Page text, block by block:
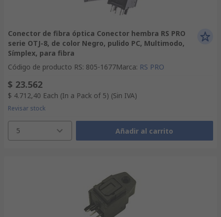
Conector de fibra óptica Conector hembra RS PRO
serie OTJ-8, de color Negro, pulido PC, Multimodo,
Símplex, para fibra
Código de producto RS: 805-1677Marca: RS PRO
$ 23.562
$ 4.712,40 Each (In a Pack of 5) (Sin IVA)
Revisar stock
5 Añadir al carrito